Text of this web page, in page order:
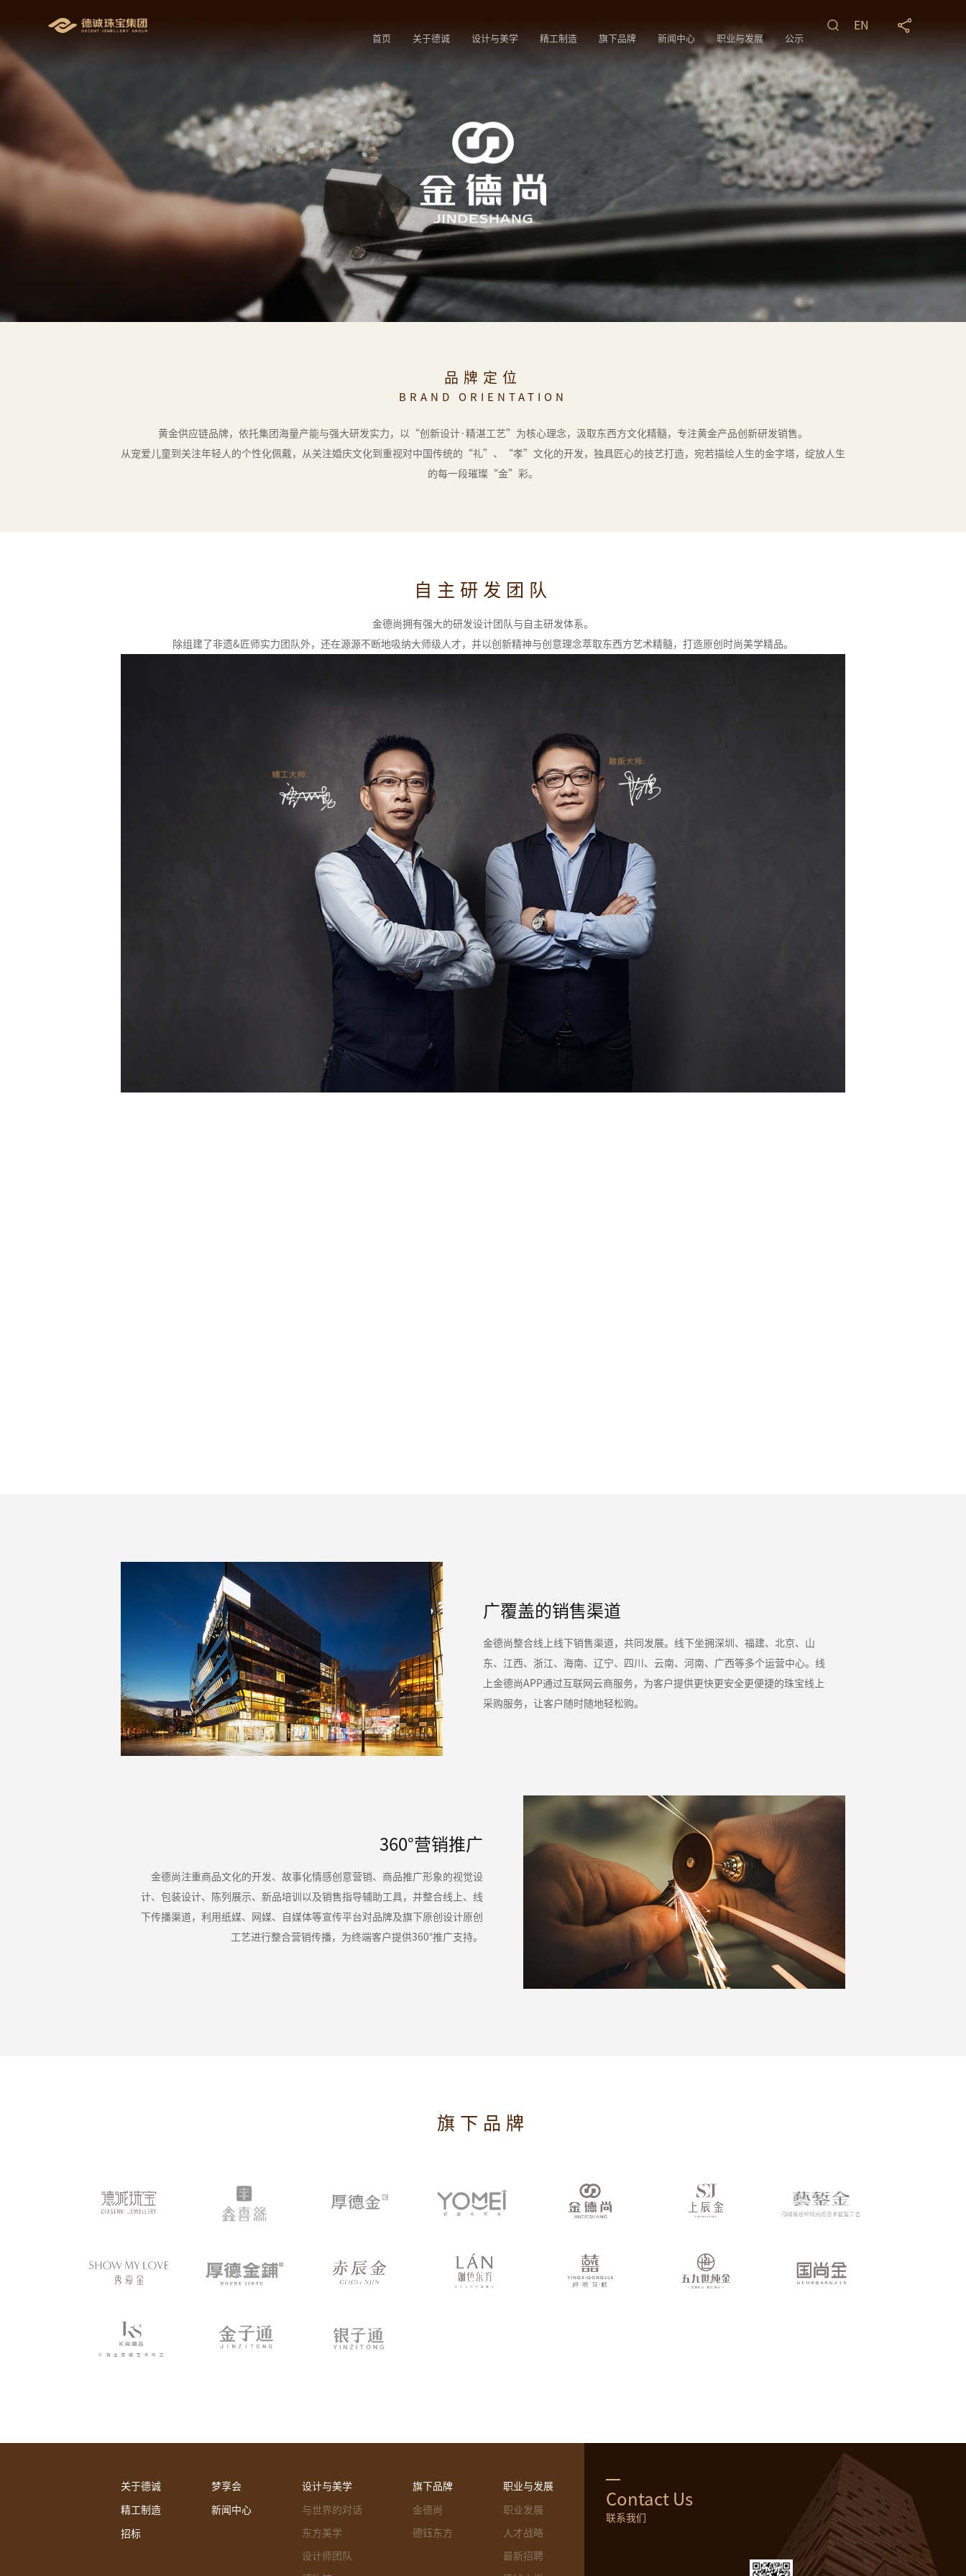
EN
品牌定位
BRAND ORIENTATION
黄金供应链品牌，依托集团海量产能与强大研发实力，以“创新设计·精湛工艺”为核心理念，汲取东西方文化精髓，专注黄金产品创新研发销售。
从宠爱儿童到关注年轻人的个性化佩戴，从关注婚庆文化到重视对中国传统的“礼”、“孝”文化的开发，独具匠心的技艺打造，宛若描绘人生的金字塔，绽放人生
的每一段璀璨“金”彩。
自主研发团队
金德尚拥有强大的研发设计团队与自主研发体系。
除组建了非遗&匠师实力团队外，还在源源不断地吸纳大师级人才，并以创新精神与创意理念萃取东西方艺术精髓，打造原创时尚美学精品。
广覆盖的销售渠道
金德尚整合线上线下销售渠道，共同发展。线下坐拥深圳、福建、北京、山
东、江西、浙江、海南、辽宁、四川、云南、河南、广西等多个运营中心。线
上金德尚APP通过互联网云商服务，为客户提供更快更安全更便捷的珠宝线上
采购服务，让客户随时随地轻松购。
360°营销推广
金德尚注重商品文化的开发、故事化情感创意营销、商品推广形象的视觉设
计、包装设计、陈列展示、新品培训以及销售指导辅助工具，并整合线上、线
下传播渠道，利用纸媒、网媒、自媒体等宣传平台对品牌及旗下原创设计原创
工艺进行整合营销传播，为终端客户提供360°推广支持。
旗下品牌
Contact Us
联系我们
关于德诚
精工制造
招标
梦享会
新闻中心
设计与美学
与世界的对话
东方美学
设计师团队
旗下品牌
金德尚
德钰东方
职业与发展
职业发展
人才战略
最新招聘